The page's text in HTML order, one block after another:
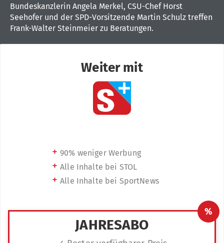
Bundeskanzlerin Angela Merkel, CSU-Chef Horst
Seehofer und der SPD-Vorsitzende Martin Schulz treffen
Frank-Walter Steinmeier zu Beratungen.